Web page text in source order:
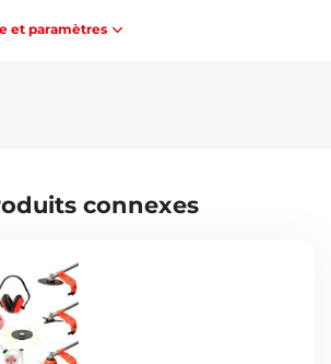
et paramètres
connexes